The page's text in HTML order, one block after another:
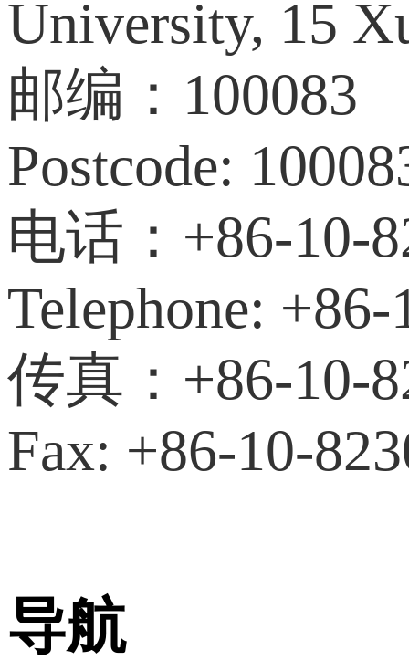
University, 15
邮编：100083
Postcode:
电话：+86-10-
Telephone:
传真：+86-10-
Fax: +86-10-
导航